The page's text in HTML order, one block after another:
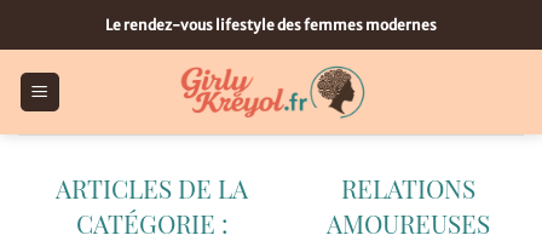
au
contenu
Le rendez-vous lifestyle des femmes modernes
RELATIONS
AMOUREUSES